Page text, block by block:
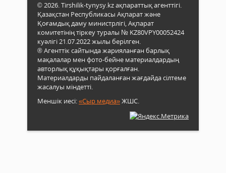
© 2026. Tirshilik-tynysy.kz ақпараттық агенттігі.
Қазақстан Республикасы Ақпарат және
Қоғамдық даму министрлігі, Ақпарат
комитетінің тіркеу туралы № KZ80VPY00052424
куәлігі 21.07.2022 жылы берілген.
® Агенттік сайтында жарияланған барлық
мақалалар мен фото-бейне материалдардың
авторлық құқықтары қорғалған.
Материалдарды пайдаланған жағдайда сілтеме
жасалуы міндетті.
Меншік иесі:«Сыр медиа»ЖШС.